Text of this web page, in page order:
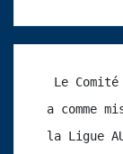
a comme
la Ligue